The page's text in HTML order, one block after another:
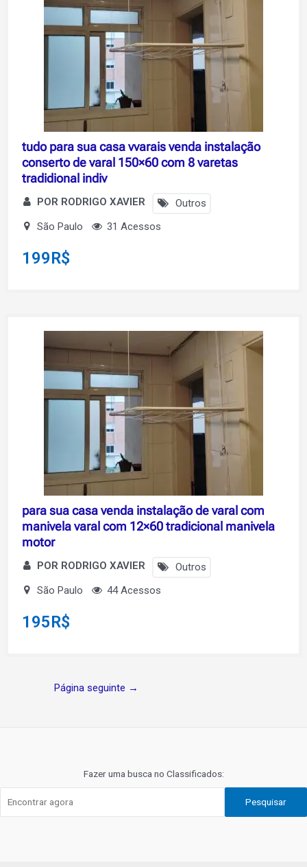
tudo para sua casa vvarais venda instalação
conserto de varal 150×60 com 8 varetas
tradidional indiv
POR RODRIGO XAVIER
Outros
São Paulo
31 Acessos
199R$
para sua casa venda instalação de varal com
manivela varal com 12×60 tradicional manivela
motor
POR RODRIGO XAVIER
Outros
São Paulo
44 Acessos
195R$
Navegação
Página seguinte →
Fazer uma busca no Classificados:
Pesquisar